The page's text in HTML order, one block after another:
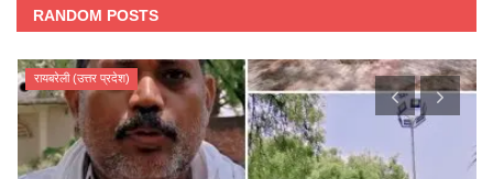
RANDOM POSTS
रायबरेली (उत्तर प्रदेश)